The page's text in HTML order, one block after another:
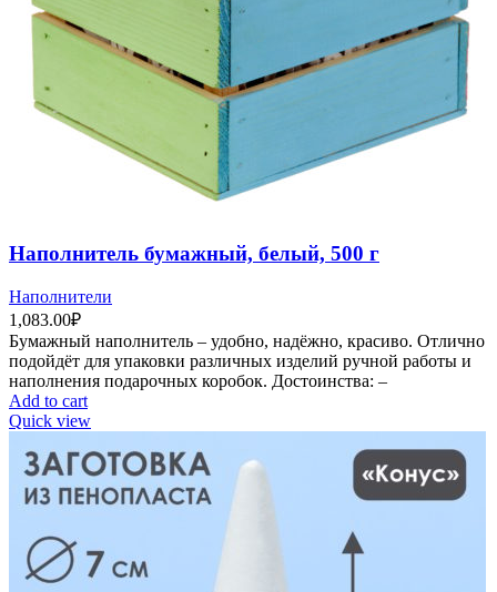
Наполнитель бумажный, белый, 500 г
Наполнители
1,083.00₽
Бумажный наполнитель – удобно, надёжно, красиво. Отлично
подойдёт для упаковки различных изделий ручной работы и
наполнения подарочных коробок. Достоинства: –
Add to cart
Quick view